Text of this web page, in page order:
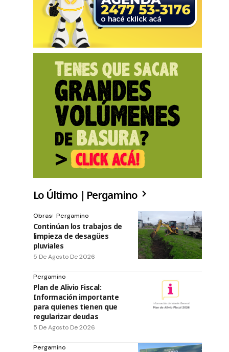
Lo Último | Pergamino
Obras Pergamino
Continúan los trabajos de
limpieza de desagües
pluviales
5 De Agosto De 2026
Pergamino
Plan de Alivio Fiscal:
Información importante
para quienes tienen que
regularizar deudas
5 De Agosto De 2026
Pergamino